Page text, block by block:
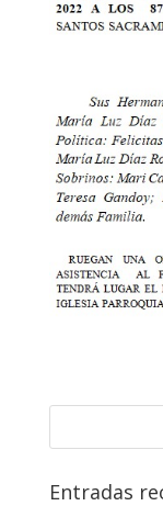
Entradas